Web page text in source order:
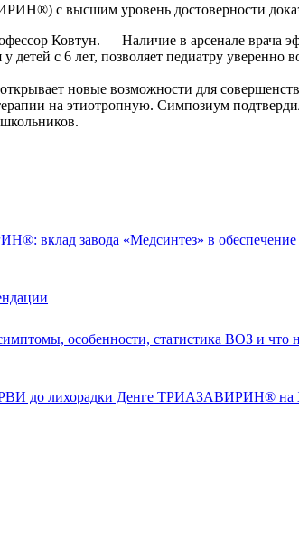
с высшим уровень достоверности
Ковтун. — Наличие в арсенале врача
детей с 6 лет, позволяет педиатру уверенно
новые возможности для
на этиотропную. Симпозиум
вклад завода «Медсинтез» в обеспечение
особенности, статистика ВОЗ и
ТРИАЗАВИРИН® на